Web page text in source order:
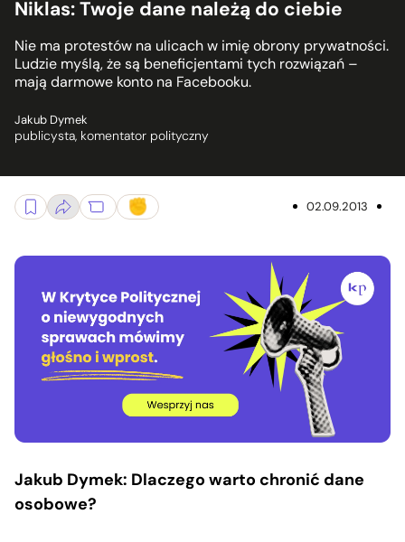
Niklas: Twoje dane należą do ciebie
Nie ma protestów na ulicach w imię obrony prywatności.
Ludzie myślą, że są beneficjentami tych rozwiązań –
mają darmowe konto na Facebooku.
Jakub Dymek
publicysta, komentator polityczny
02.09.2013
Jakub Dymek: Dlaczego warto chronić dane
osobowe?